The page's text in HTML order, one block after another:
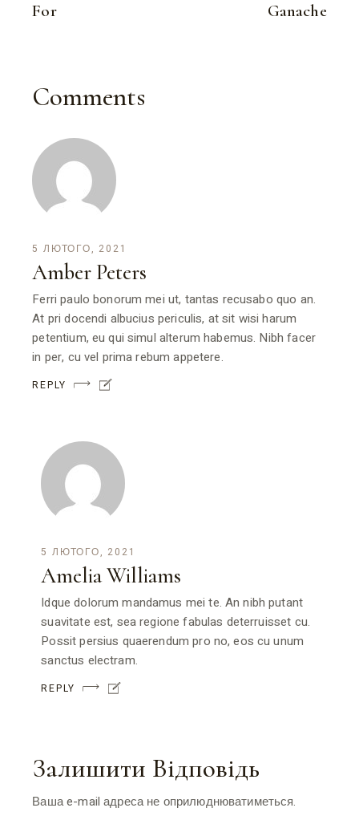
For
Ganache
Comments
5 ЛЮТОГО, 2021
Amber Peters
Ferri paulo bonorum mei ut, tantas recusabo quo an.
At pri docendi albucius periculis, at sit wisi harum
petentium, eu qui simul alterum habemus. Nibh facer
in per, cu vel prima rebum appetere.
REPLY
5 ЛЮТОГО, 2021
Amelia Williams
Idque dolorum mandamus mei te. An nibh putant
suavitate est, sea regione fabulas deterruisset cu.
Possit persius quaerendum pro no, eos cu unum
sanctus electram.
REPLY
Залишити Відповідь
Ваша e-mail адреса не оприлюднюватиметься.